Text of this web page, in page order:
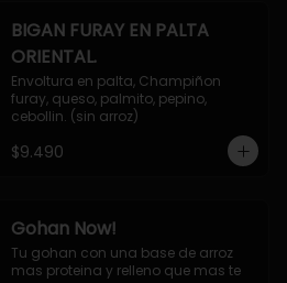
BIGAN FURAY EN PALTA
ORIENTAL.
Envoltura en palta, Champiñon
furay, queso, palmito, pepino,
cebollin. (sin arroz)
$9.490
Gohan Now!
Tu gohan con una base de arroz
mas proteina y relleno que mas te